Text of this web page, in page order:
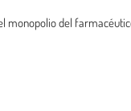
del